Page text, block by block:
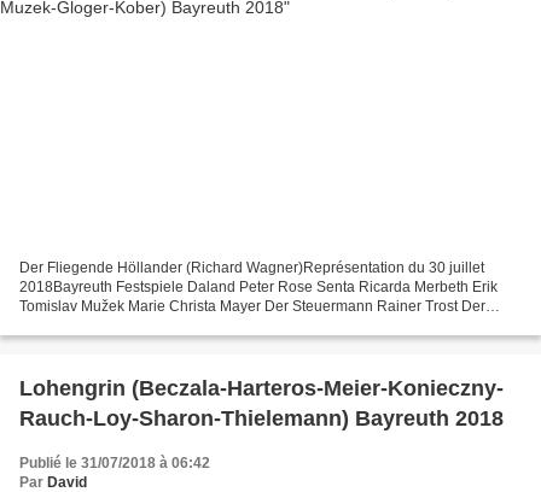
Der Fliegende Höllander (Richard Wagner)Représentation du 30 juillet
2018Bayreuth Festspiele Daland Peter Rose Senta Ricarda Merbeth Erik
Tomislav Mužek Marie Christa Mayer Der Steuermann Rainer Trost Der
Lohengrin (Beczala-Harteros-Meier-Konieczny-
Rauch-Loy-Sharon-Thielemann) Bayreuth 2018
Publié le 31/07/2018 à 06:42
Par David